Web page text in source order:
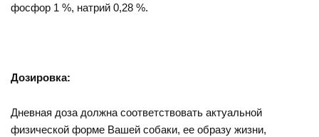
фосфор 1 %, натрий 0,28 %.
Дозировка:
Дневная доза должна соответствовать актуальной
физической форме Вашей собаки, ее образу жизни,